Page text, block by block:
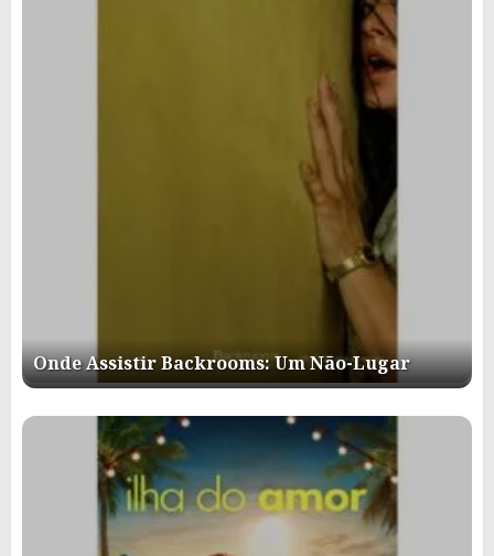
Onde Assistir Backrooms: Um Não-Lugar